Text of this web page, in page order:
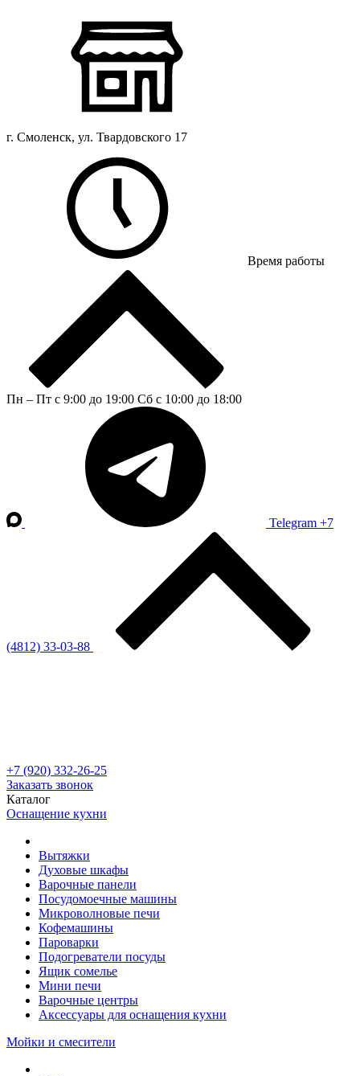
г. Смоленск, ул. Твардовского 17
Время работы
Пн – Пт с 9:00 до 19:00 Сб с 10:00 до 18:00
Telegram +7
(4812) 33-03-88
+7 (920) 332-26-25
Заказать звонок
Каталог
Оснащение кухни
Вытяжки
Духовые шкафы
Варочные панели
Посудомоечные машины
Микроволновые печи
Кофемашины
Пароварки
Подогреватели посуды
Ящик сомелье
Мини печи
Варочные центры
Аксессуары для оснащения кухни
Мойки и смесители